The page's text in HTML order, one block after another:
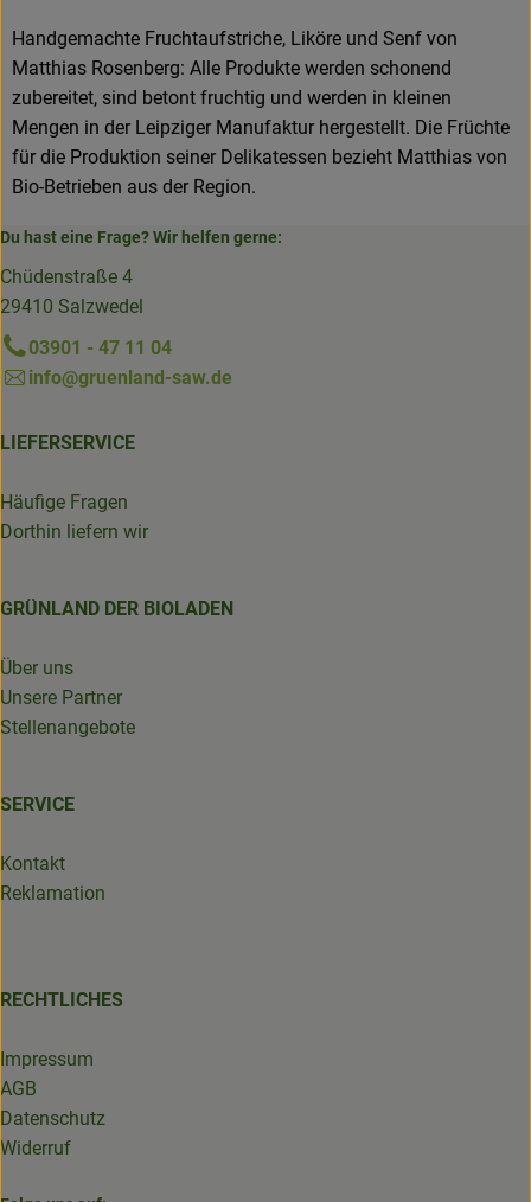
Handgemachte Fruchtaufstriche, Liköre und Senf von
Matthias Rosenberg: Alle Produkte werden schonend
zubereitet, sind betont fruchtig und werden in kleinen
Mengen in der Leipziger Manufaktur hergestellt. Die Früchte
für die Produktion seiner Delikatessen bezieht Matthias von
Bio-Betrieben aus der Region.
Du hast eine Frage? Wir helfen gerne:
Chüdenstraße 4
29410 Salzwedel
03901 - 47 11 04
info@gruenland-saw.de
LIEFERSERVICE
Häufige Fragen
Dorthin liefern wir
GRÜNLAND DER BIOLADEN
Über uns
Unsere Partner
Stellenangebote
SERVICE
Kontakt
Reklamation
RECHTLICHES
Impressum
AGB
Datenschutz
Widerruf